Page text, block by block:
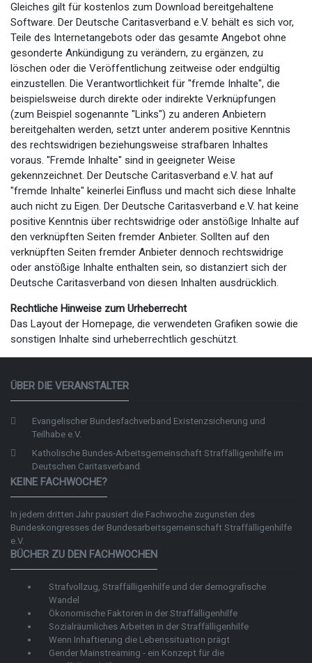
Gleiches gilt für kostenlos zum Download bereitgehaltene
Software. Der Deutsche Caritasverband e.V. behält es sich vor,
Teile des Internetangebots oder das gesamte Angebot ohne
gesonderte Ankündigung zu verändern, zu ergänzen, zu
löschen oder die Veröffentlichung zeitweise oder endgültig
einzustellen. Die Verantwortlichkeit für "fremde Inhalte", die
beispielsweise durch direkte oder indirekte Verknüpfungen
(zum Beispiel sogenannte "Links") zu anderen Anbietern
bereitgehalten werden, setzt unter anderem positive Kenntnis
des rechtswidrigen beziehungsweise strafbaren Inhaltes
voraus. "Fremde Inhalte" sind in geeigneter Weise
gekennzeichnet. Der Deutsche Caritasverband e.V. hat auf
"fremde Inhalte" keinerlei Einfluss und macht sich diese Inhalte
auch nicht zu Eigen. Der Deutsche Caritasverband e.V. hat keine
positive Kenntnis über rechtswidrige oder anstößige Inhalte auf
den verknüpften Seiten fremder Anbieter. Sollten auf den
verknüpften Seiten fremder Anbieter dennoch rechtswidrige
oder anstößige Inhalte enthalten sein, so distanziert sich der
Deutsche Caritasverband von diesen Inhalten ausdrücklich.
Rechtliche Hinweise zum Urheberrecht
Das Layout der Homepage, die verwendeten Grafiken sowie die
sonstigen Inhalte sind urheberrechtlich geschützt.
ÜBER DIE VERANSTALTER
Evangelischer Bundesfachverband Existenzsicherung und
Teilhabe e.V.
Katholische Bundes-Arbeitsgemeinschaft Straffälligenhilfe im
Deutschen Caritasverband.
KEINE FACHWOCHE?
In jedem dritten Jahr pausiert die Fachwoche zugunsten des
Bundeskongresses der Bundesarbeitsgemeinschaft Straffälligenhilfe
e.V.
BÜCHER ZU DEN FACHWOCHEN
Strafvollzug, Straffälligenhilfe und der demografische
Wandel
Ökonomische Faktoren in der Straffälligenhilfe
Sozialräumliches Arbeiten in der Straffälligenhilfe
Wenn Inhaftierung die Lebenssituation prägt
Gender Mainstreaming - ein Konzept für die